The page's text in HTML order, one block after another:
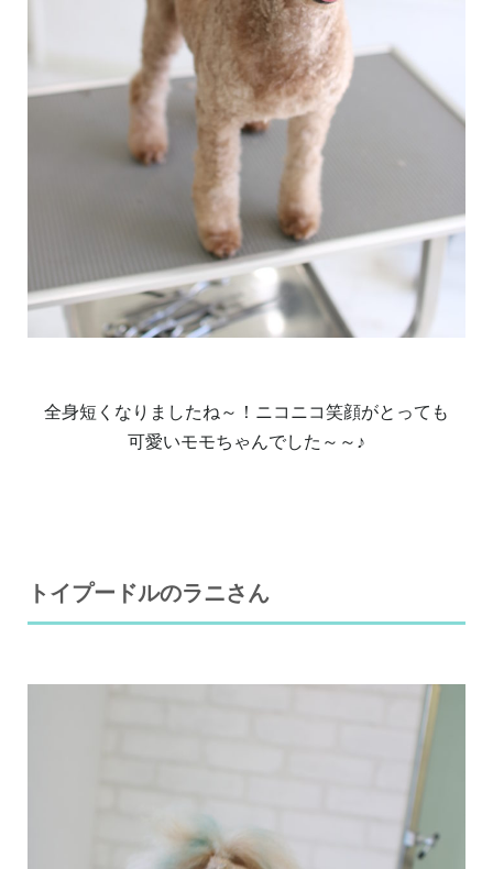
全身短くなりましたね～！ニコニコ笑顔がとっても
可愛いモモちゃんでした～～♪
トイプードルのラニさん